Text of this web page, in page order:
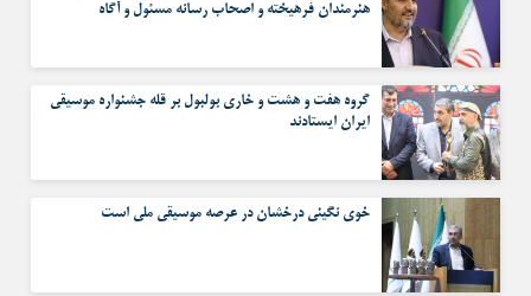
هنرمندان فرهیخته و اصحاب رسانه مسئول و آگاه
گروه هفت و هشت و خاری بولبول بر قله جشنواره موسیقی
ایران ایستادند
خوی نگینی درخشان در عرصه موسیقی ملی است